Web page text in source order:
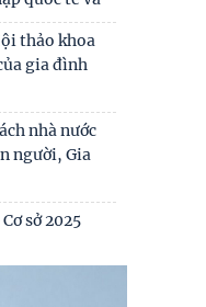
trong các
tế
thảo khoa
gia đình
nhà nước
người, Gia
sở 2025
thường niên
CHẤT